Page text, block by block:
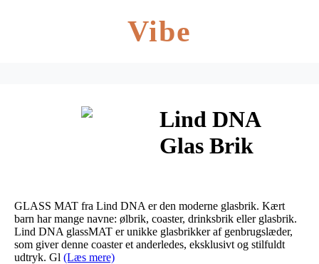
Vibe
Lind DNA
Glas Brik
grå/Nupo
GLASS MAT fra Lind DNA er den moderne glasbrik. Kært
barn har mange navne: ølbrik, coaster, drinksbrik eller glasbrik.
Lind DNA glassMAT er unikke glasbrikker af genbrugslæder,
som giver denne coaster et anderledes, eksklusivt og stilfuldt
udtryk. Gl (Læs mere)